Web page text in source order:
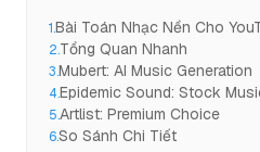
1.Bài Toán Nhạc Nền Cho
2.Tổng Quan Nhanh
3.Mubert: AI Music Generation
4.Epidemic Sound: Stock
5.Artlist: Premium Choice
6.So Sánh Chi Tiết